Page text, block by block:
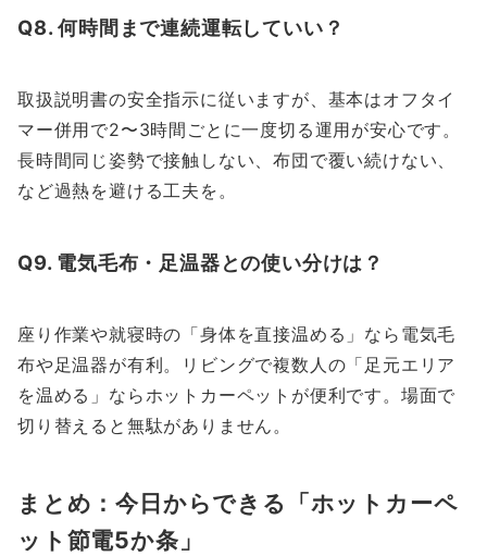
Q8. 何時間まで連続運転していい？
取扱説明書の安全指示に従いますが、基本はオフタイ
マー併用で2〜3時間ごとに一度切る運用が安心です。
長時間同じ姿勢で接触しない、布団で覆い続けない、
など過熱を避ける工夫を。
Q9. 電気毛布・足温器との使い分けは？
座り作業や就寝時の「身体を直接温める」なら電気毛
布や足温器が有利。リビングで複数人の「足元エリア
を温める」ならホットカーペットが便利です。場面で
切り替えると無駄がありません。
まとめ：今日からできる「ホットカーペ
ット節電5か条」